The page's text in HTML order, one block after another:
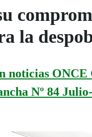
la
noticias ONCE
Nº 84